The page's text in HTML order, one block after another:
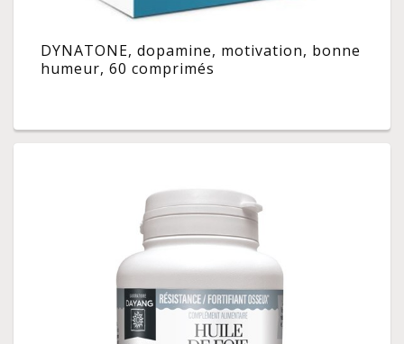
DYNATONE, dopamine, motivation, bonne
humeur, 60 comprimés